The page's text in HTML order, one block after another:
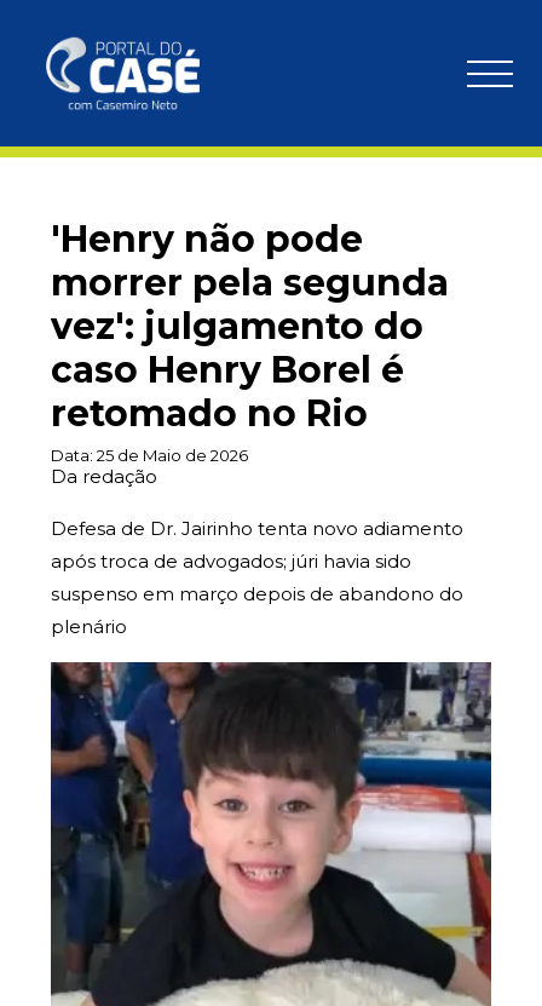
'Henry não pode
morrer pela segunda
vez': julgamento do
caso Henry Borel é
retomado no Rio
Data: 25 de Maio de 2026
Da redação
Defesa de Dr. Jairinho tenta novo adiamento
após troca de advogados; júri havia sido
suspenso em março depois de abandono do
plenário